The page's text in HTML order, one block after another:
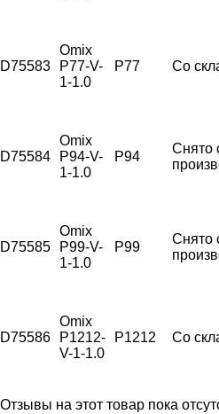
D75583
Omix
P77-V-
1-1.0
P77 Со
D75584
Omix
P94-V-
1-1.0
P94
Снято
D75585
Omix
P99-V-
1-1.0
P99
Снято
D75586
Omix
P1212-
V-1-1.0
P1212 Со
Отзывы на этот товар пока